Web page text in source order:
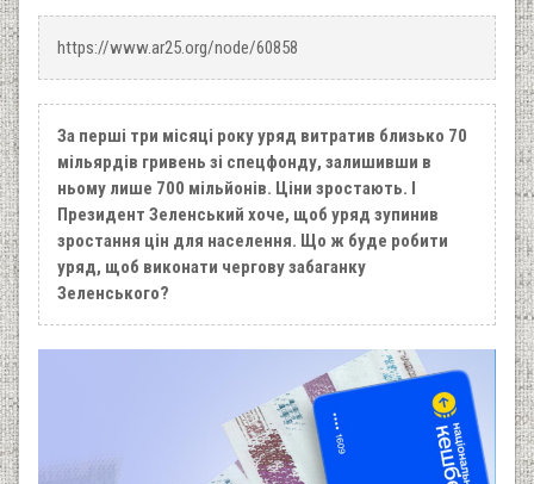
https://www.ar25.org/node/60858
За перші три місяці року уряд витратив близько 70
мільярдів гривень зі спецфонду, залишивши в
ньому лише 700 мільйонів. Ціни зростають. І
Президент Зеленський хоче, щоб уряд зупинив
зростання цін для населення. Що ж буде робити
уряд, щоб виконати чергову забаганку
Зеленського?